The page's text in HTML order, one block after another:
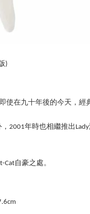
)
使在九十年後的今天，經
2001年時也相繼推出
自豪之處。